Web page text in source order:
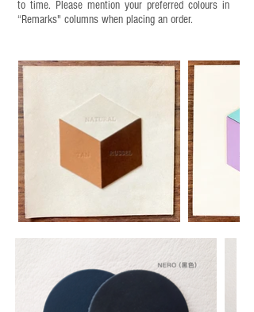
to time. Please mention your preferred colours in
“Remarks" columns when placing an order.